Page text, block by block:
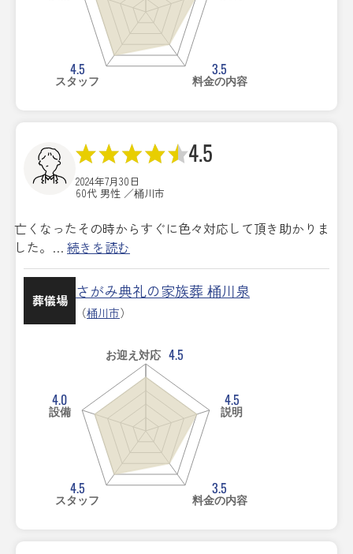
3.5
料金の内容
4.5
スタッフ
4.5
2024年7月30日
60代 男性 ／桶川市
亡くなったその時からすぐに色々対応して頂き助かりま
した。… 続きを読む
葬儀場 さがみ典礼の家族葬 桶川泉
（桶川市）
お迎え対応 4.5
4.5
説明
3.5
料金の内容
4.5
スタッフ
4.0
設備